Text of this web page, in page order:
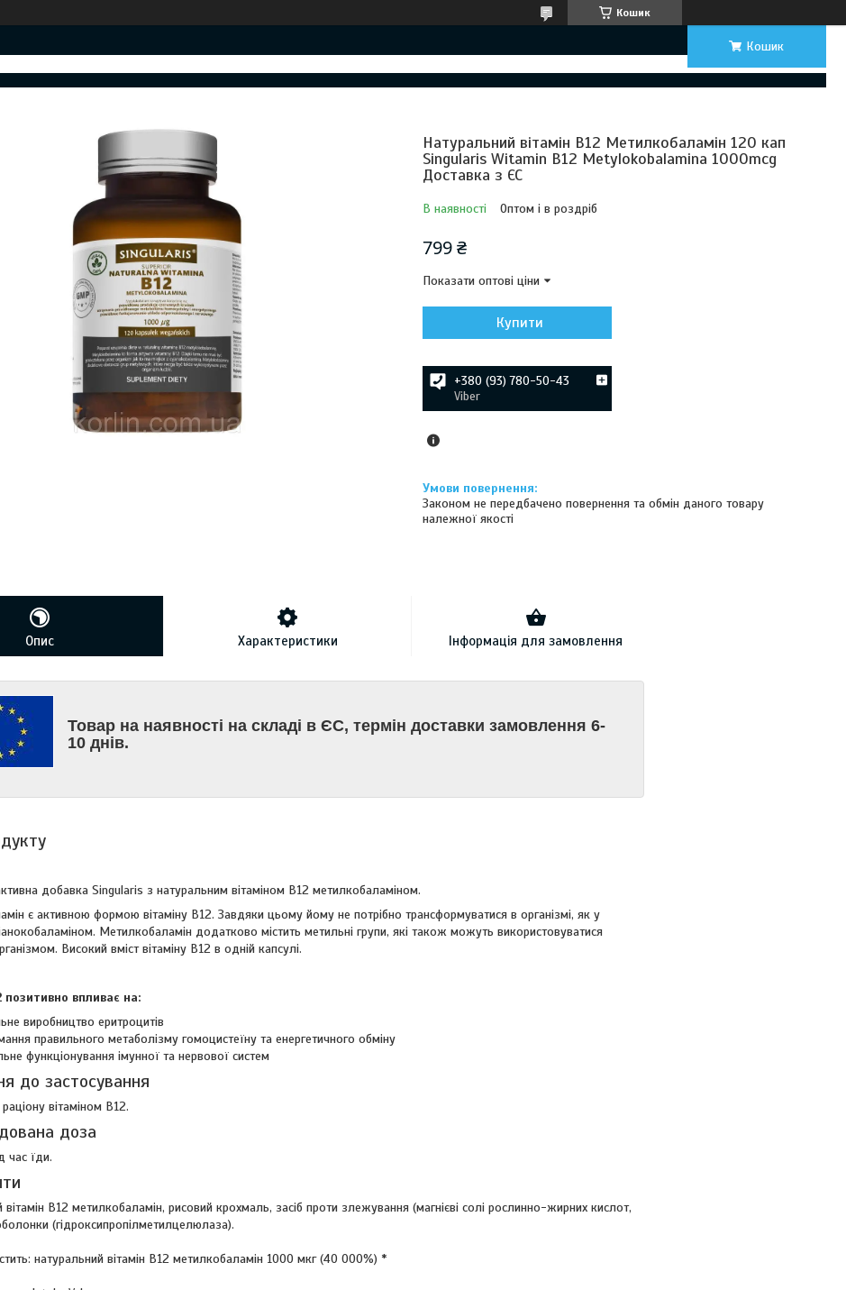
Кошик
Кошик
Натуральний вітамін B12 Метилкобаламін 120 кап
Singularis Witamin B12 Metylokobalamina 1000mcg
Доставка з ЄС
В наявності Оптом і в роздріб
799 ₴
Показати оптові ціни
Купити
+380 (93) 780-50-43
Viber
Законом не передбачено повернення та обмін даного товару
належної якості
Опис Характеристики Інформація для замовлення
Товар на наявності на складі в ЄС, термін доставки замовлення 6-
10 днів.
добавка Singularis з натуральним вітаміном В12 метилкобаламіном.
є активною формою вітаміну B12. Завдяки цьому йому не потрібно трансформуватися в організмі, як у
Метилкобаламін додатково містить метильні групи, які також можуть використовуватися
Високий вміст вітаміну B12 в одній капсулі.
позитивно впливає на:
виробництво еритроцитів
правильного метаболізму гомоцистеїну та енергетичного обміну
функціонування імунної та нервової систем
до застосування
вітаміном В12.
доза
час їди.
вітамін B12 метилкобаламін, рисовий крохмаль, засіб проти злежування (магнієві солі рослинно-жирних кислот,
(гідроксипропілметилцелюлаза).
натуральний вітамін B12 метилкобаламін 1000 мкг (40 000%) *